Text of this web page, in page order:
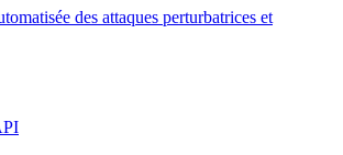
des attaques perturbatrices et